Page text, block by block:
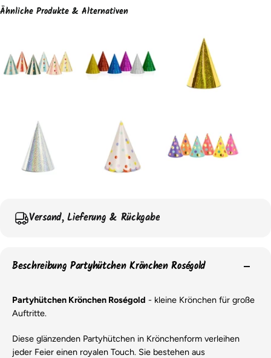
Ähnliche Produkte & Alternativen
Versand, Lieferung & Rückgabe
Beschreibung Partyhütchen Krönchen Roségold
Partyhütchen Krönchen Roségold - kleine Krönchen für große
Auftritte.
Diese glänzenden Partyhütchen in Krönchenform verleihen
jeder Feier einen royalen Touch. Sie bestehen aus